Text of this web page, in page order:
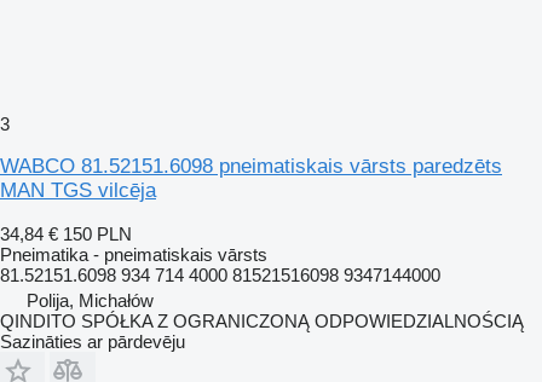
3
WABCO 81.52151.6098 pneimatiskais vārsts paredzēts
MAN TGS vilcēja
34,84 € 150 PLN
Pneimatika - pneimatiskais vārsts
81.52151.6098 934 714 4000 81521516098 9347144000
Polija, Michałów
QINDITO SPÓŁKA Z OGRANICZONĄ ODPOWIEDZIALNOŚCIĄ
Sazināties ar pārdevēju